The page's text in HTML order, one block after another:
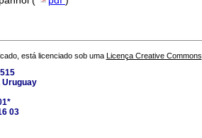
está licenciado sob uma Licença Creative Commons
Uruguay
03